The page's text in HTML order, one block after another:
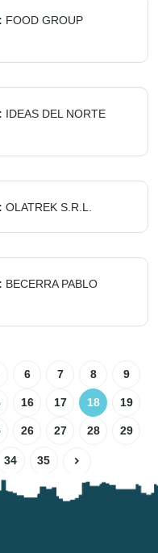
FOOD GROUP
IDEAS DEL NORTE
OLATREK S.R.L.
BECERRA PABLO
6 7 8 9
16 17 18 19
26 27 28 29
34 35